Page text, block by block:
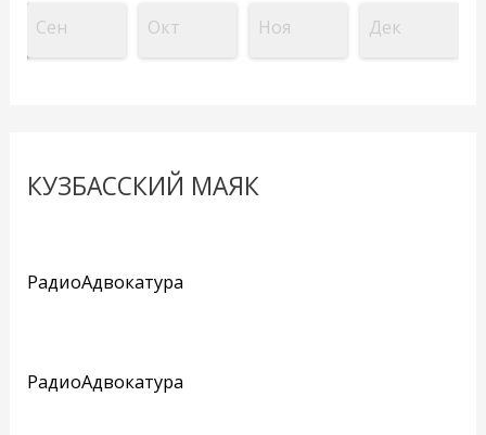
Сен Окт Ноя Дек
КУЗБАССКИЙ МАЯК
РадиоАдвокатура
РадиоАдвокатура